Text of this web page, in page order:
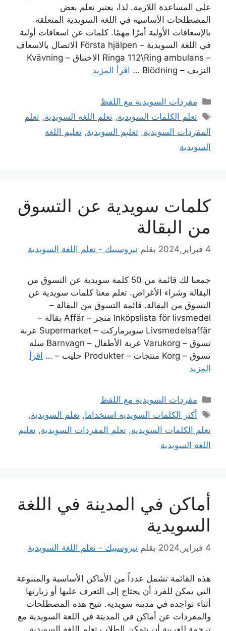
على المساعدة اللازمة. لذا، يعتبر تعلم بعض
المصطلحات الأساسية في اللغة السويدية المتعلقة
بالإسعافات الأولية أمرًا مهمًا. كلمات عن اسعافات أولية
في اللغة السويدية – Första hjälpen الاتصال بالاسعاف
– Ringa 112\Ring ambulans الاختناق – Kvävning
النزيف – Blödning …
اقرأ المزيد
التصنيفات
مفردات السويدية مع اللفظ
الوسوم
تعلم الكلمات السويدية,تعلم اللغة السويدية,تعلم
المفردات السويدية, تعليم السويدية, تعليم اللغة
السويدية
كلمات سويدية عن التسوق
من البقالة
4 فبراير,2024 بقلم نيروسبيك - تعلم اللغة السويدية
جمعنا لك قائمة من 50 كلمة سويدية عن التسوق من
البقالة وشراء الأغراض. تعلم معنا كلمات سويدية عن
التسوق من البقالة. قائمة التسوق من البقالة –
Inköpslista för livsmedel متجر – Affär بقالة –
Livsmedelsaffär سوبرماركت – Supermarket عربة
تسوق – Varukorg عربة الأطفال – Barnvagn سلة
تسوق – Korg منتجات – Produkter حليب – …
اقرأ
المزيد
التصنيفات
مفردات السويدية مع اللفظ
الوسوم
أكثر الكلمات السويدية استخداما,تعلم السويدية,
تعلم الكلمات السويدية, تعلم المفردات السويدية, تعليم
اللغة السويدية
أماكن في المدينة في اللغة
السويدية
4 فبراير,2024 بقلم نيروسبيك - تعلم اللغة السويدية
هذه القائمة تشمل عدداً من الأماكن الأساسية والمتنوعة
التي يمكن للفرد أن يحتاج إلى التعرف عليها أو زيارتها
أثناء تواجده في مدينة سويدية. تتيح هذه المصطلحات
والمفردات عن أماكن في المدينة في اللغة السويدية مع
ترجمة للعربية أن يتمكن الطلاب تعلم اللغة السويدية